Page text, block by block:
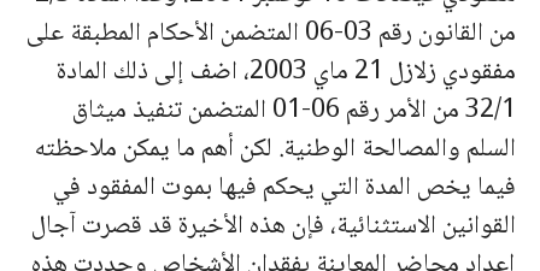
من القانون رقم 03-06 المتضمن الأحكام المطبقة على
مفقودي زلازل 21 ماي 2003، اضف إلى ذلك المادة
32/1 من الأمر رقم 06-01 المتضمن تنفيذ ميثاق
السلم والمصالحة الوطنية. لكن أهم ما يمكن ملاحظته
فيما يخص المدة التي يحكم فيها بموت المفقود في
القوانين الاستثنائية، فإن هذه الأخيرة قد قصرت آجال